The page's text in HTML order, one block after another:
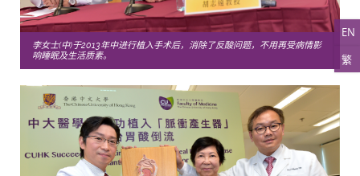
EN
繁
李女士(中)于2013年中进行植入手术后，消除了反酸问题，不用再受病情影
响睡眠及生活质素。